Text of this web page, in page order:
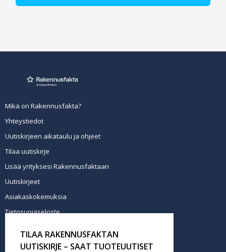
Mikä on Rakennusfakta?
Yhteystiedot
Uutiskirjeen aikataulu ja ohjeet
Tilaa uutiskirje
Lisää yrityksesi Rakennusfaktaan
Uutiskirjeet
Asiakaskokemuksia
Tietosuojaseloste
Tilaa uutiskirje
TILAA RAKENNUSFAKTAN
UUTISKIRJE – SAAT TUOTEUUTISET